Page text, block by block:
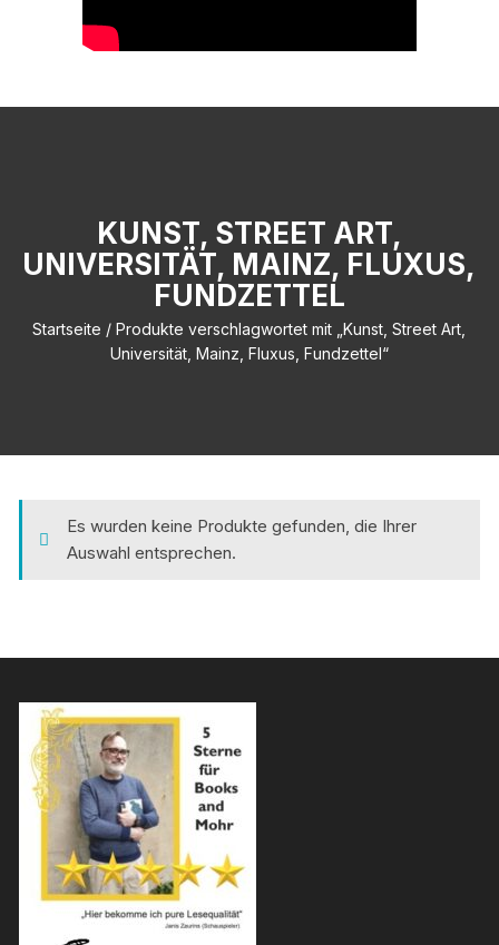
KUNST, STREET ART,
UNIVERSITÄT, MAINZ, FLUXUS,
FUNDZETTEL
Startseite / Produkte verschlagwortet mit „Kunst, Street Art,
Universität, Mainz, Fluxus, Fundzettel“
Es wurden keine Produkte gefunden, die Ihrer
Auswahl entsprechen.